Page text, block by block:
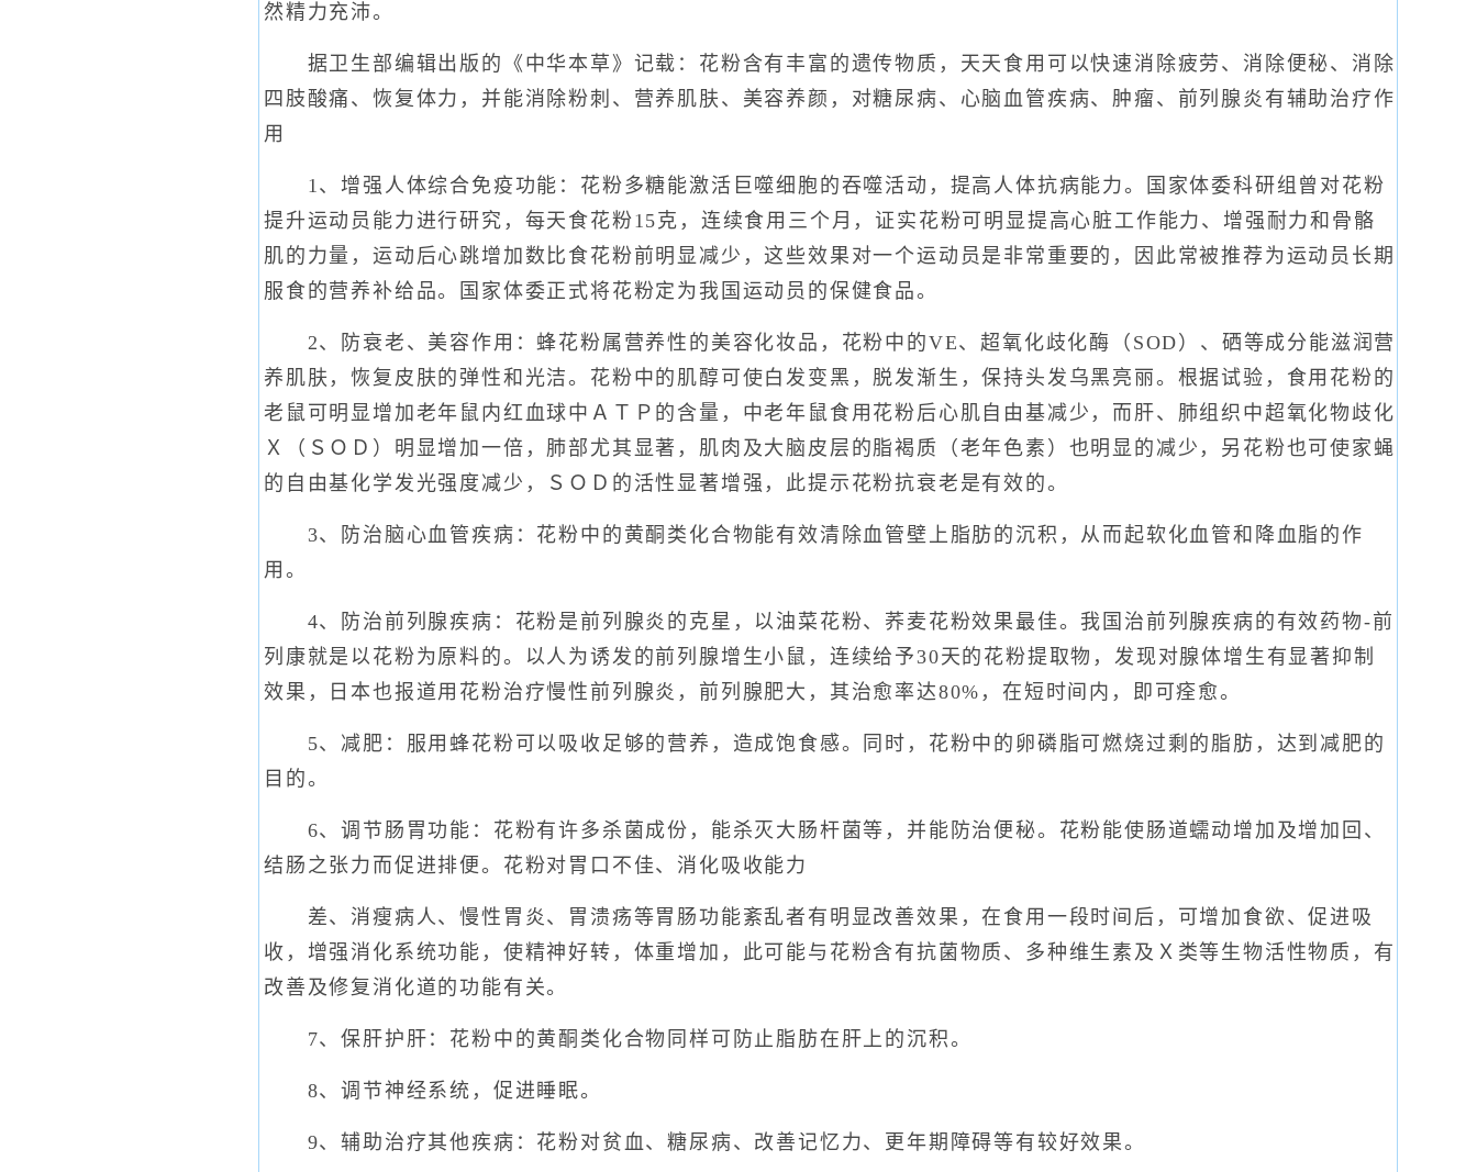
然精力充沛。
据卫生部编辑出版的《中华本草》记载：花粉含有丰富的遗传物质，天天食用可以快速消除疲劳、消除便秘、消除
四肢酸痛、恢复体力，并能消除粉刺、营养肌肤、美容养颜，对糖尿病、心脑血管疾病、肿瘤、前列腺炎有辅助治疗作
用
1、增强人体综合免疫功能：花粉多糖能激活巨噬细胞的吞噬活动，提高人体抗病能力。国家体委科研组曾对花粉
提升运动员能力进行研究，每天食花粉15克，连续食用三个月，证实花粉可明显提高心脏工作能力、增强耐力和骨骼
肌的力量，运动后心跳增加数比食花粉前明显减少，这些效果对一个运动员是非常重要的，因此常被推荐为运动员长期
服食的营养补给品。国家体委正式将花粉定为我国运动员的保健食品。
2、防衰老、美容作用：蜂花粉属营养性的美容化妆品，花粉中的VE、超氧化歧化酶（SOD）、硒等成分能滋润营
养肌肤，恢复皮肤的弹性和光洁。花粉中的肌醇可使白发变黑，脱发渐生，保持头发乌黑亮丽。根据试验，食用花粉的
老鼠可明显增加老年鼠内红血球中ＡＴＰ的含量，中老年鼠食用花粉后心肌自由基减少，而肝、肺组织中超氧化物歧化
Ｘ（ＳＯＤ）明显增加一倍，肺部尤其显著，肌肉及大脑皮层的脂褐质（老年色素）也明显的减少，另花粉也可使家蝇
的自由基化学发光强度减少，ＳＯＤ的活性显著增强，此提示花粉抗衰老是有效的。
3、防治脑心血管疾病：花粉中的黄酮类化合物能有效清除血管壁上脂肪的沉积，从而起软化血管和降血脂的作
用。
4、防治前列腺疾病：花粉是前列腺炎的克星，以油菜花粉、荞麦花粉效果最佳。我国治前列腺疾病的有效药物-前
列康就是以花粉为原料的。以人为诱发的前列腺增生小鼠，连续给予30天的花粉提取物，发现对腺体增生有显著抑制
效果，日本也报道用花粉治疗慢性前列腺炎，前列腺肥大，其治愈率达80%，在短时间内，即可痊愈。
5、减肥：服用蜂花粉可以吸收足够的营养，造成饱食感。同时，花粉中的卵磷脂可燃烧过剩的脂肪，达到减肥的
目的。
6、调节肠胃功能：花粉有许多杀菌成份，能杀灭大肠杆菌等，并能防治便秘。花粉能使肠道蠕动增加及增加回、
结肠之张力而促进排便。花粉对胃口不佳、消化吸收能力
差、消瘦病人、慢性胃炎、胃溃疡等胃肠功能紊乱者有明显改善效果，在食用一段时间后，可增加食欲、促进吸
收，增强消化系统功能，使精神好转，体重增加，此可能与花粉含有抗菌物质、多种维生素及Ｘ类等生物活性物质，有
改善及修复消化道的功能有关。
7、保肝护肝：花粉中的黄酮类化合物同样可防止脂肪在肝上的沉积。
8、调节神经系统，促进睡眠。
9、辅助治疗其他疾病：花粉对贫血、糖尿病、改善记忆力、更年期障碍等有较好效果。